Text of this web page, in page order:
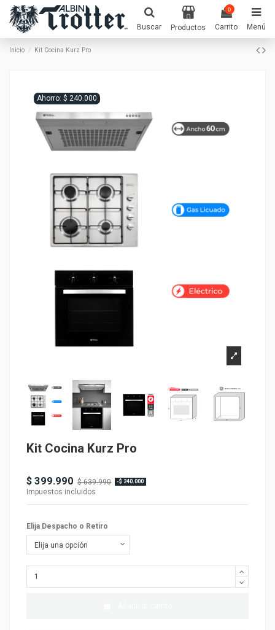
Buscar Productos
0
Carrito Menú
Inicio Kit Cocina Kurz Pro
Ahorro: $ 240.000
Kit Cocina Kurz Pro
$ 399.990 $ 639.990 -$ 240.000
Impuestos incluidos
Elija Despacho o Retiro